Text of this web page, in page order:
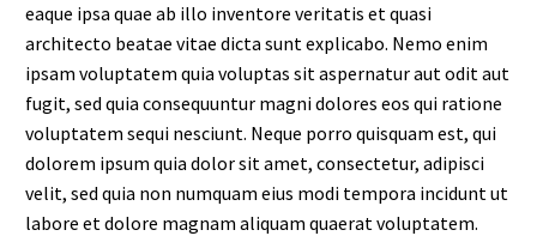
eaque ipsa quae ab illo inventore veritatis et quasi
architecto beatae vitae dicta sunt explicabo. Nemo enim
ipsam voluptatem quia voluptas sit aspernatur aut odit aut
fugit, sed quia consequuntur magni dolores eos qui ratione
voluptatem sequi nesciunt. Neque porro quisquam est, qui
dolorem ipsum quia dolor sit amet, consectetur, adipisci
velit, sed quia non numquam eius modi tempora incidunt ut
labore et dolore magnam aliquam quaerat voluptatem.